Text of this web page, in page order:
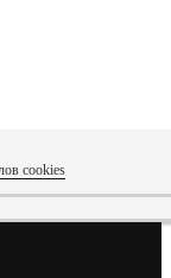
cookies